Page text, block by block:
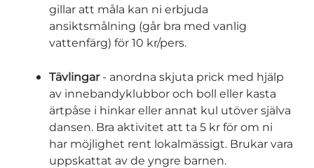
gillar att måla kan ni erbjuda
ansiktsmålning (går bra med vanlig
vattenfärg) för 10 kr/pers.
Tävlingar- anordna skjuta prick med hjälp
av innebandyklubbor och boll eller kasta
ärtpåse i hinkar eller annat kul utöver själva
dansen. Bra aktivitet att ta 5 kr för om ni
har möjlighet rent lokalmässigt. Brukar vara
uppskattat av de yngre barnen.